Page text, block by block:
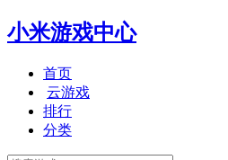
小米游戏中心
首页
云游戏
排行
分类